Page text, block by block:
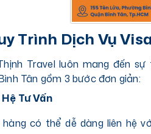
Trình Dịch Vụ
Travel luôn mang đến
Tân gồm 3 bước đơn giản:
Tư Vấn
hàng có thể dễ dàng liên hệ